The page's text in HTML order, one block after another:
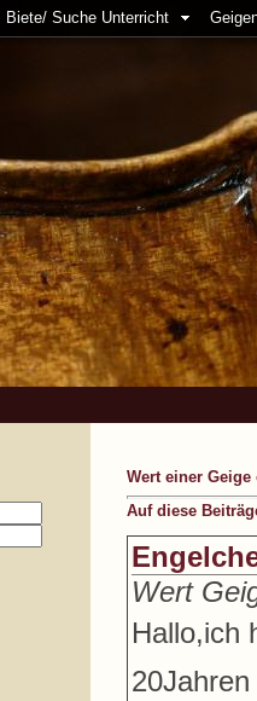
Biete/ Suche Unterricht
Wert einer Geige
Auf diese
Wert
Hallo,ich